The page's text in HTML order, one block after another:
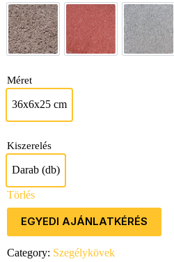
Barna Piros Szürke
Méret
36x6x25 cm
36x6x25 cm
Kiszerelés
Darab (db)
Darab (db)
Törlés
EGYEDI AJÁNLATKÉRÉS
Category: Szegélykövek